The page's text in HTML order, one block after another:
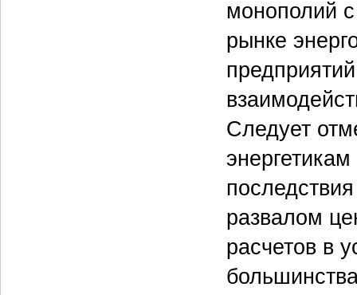
монополий
рынке
Следует
развалом
расчетов в